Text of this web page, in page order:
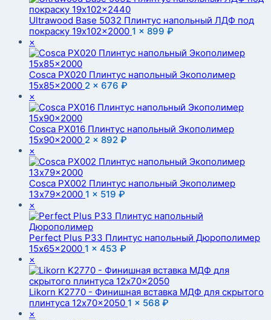
Ultrawood Base 5032 Плинтус напольный ЛДФ под
покраску 19x102x2000 1 × 899 ₽
×
Cosca PX020 Плинтус напольный Экополимер
15x85x2000 2 × 676 ₽
×
Cosca PX016 Плинтус напольный Экополимер
15x90x2000 2 × 892 ₽
×
Cosca PX002 Плинтус напольный Экополимер
13x79x2000 1 × 519 ₽
×
Perfect Plus P33 Плинтус напольный Дюрополимер
15x65x2000 1 × 453 ₽
×
Likorn K2770 - Финишная вставка МДФ для скрытого
плинтуса 12x70x2050 1 × 568 ₽
×